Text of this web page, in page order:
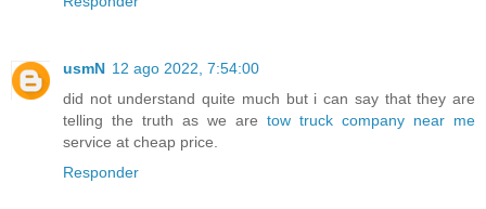
usmN 12 ago 2022, 7:54:00
did not understand quite much but i can say that they are
telling the truth as we are tow truck company near me
service at cheap price.
Responder